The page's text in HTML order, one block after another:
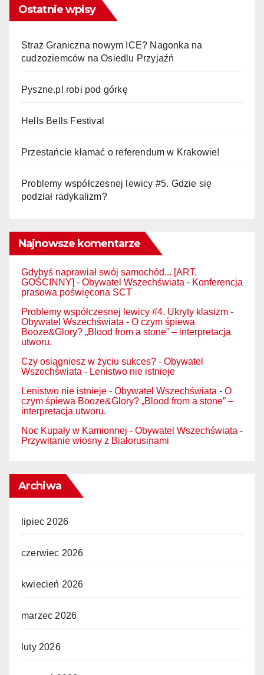
Ostatnie wpisy
Straż Graniczna nowym ICE? Nagonka na
cudzoziemców na Osiedlu Przyjaźń
Pyszne.pl robi pod górkę
Hells Bells Festival
Przestańcie kłamać o referendum w Krakowie!
Problemy współczesnej lewicy #5. Gdzie się
podział radykalizm?
Najnowsze komentarze
Gdybyś naprawiał swój samochód... [ART.
GOŚCINNY] - Obywatel Wszechświata - Konferencja
prasowa poświęcona SCT
Problemy współczesnej lewicy #4. Ukryty klasizm -
Obywatel Wszechświata - O czym śpiewa
Booze&Glory? „Blood from a stone” – interpretacja
utworu.
Czy osiągniesz w życiu sukces? - Obywatel
Wszechświata - Lenistwo nie istnieje
Lenistwo nie istnieje - Obywatel Wszechświata - O
czym śpiewa Booze&Glory? „Blood from a stone” –
interpretacja utworu.
Noc Kupały w Kamionnej - Obywatel Wszechświata -
Przywitanie wiosny z Białorusinami
Archiwa
lipiec 2026
czerwiec 2026
kwiecień 2026
marzec 2026
luty 2026